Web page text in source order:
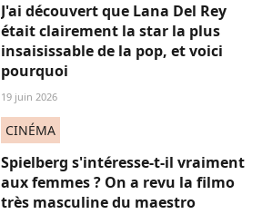
J'ai découvert que Lana Del Rey
était clairement la star la plus
insaisissable de la pop, et voici
pourquoi
19 juin 2026
CINÉMA
Spielberg s'intéresse-t-il vraiment
aux femmes ? On a revu la filmo
très masculine du maestro